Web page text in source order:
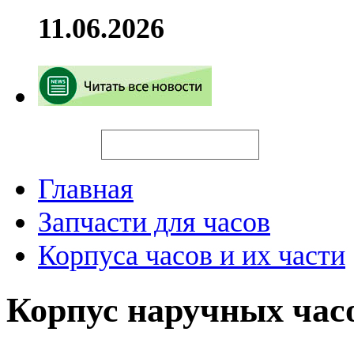
11.06.2026
Главная
Запчасти для часов
Корпуса часов и их части
Корпус наручных